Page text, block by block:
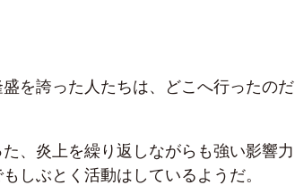
を誇った人たちは、どこへ行ったのだ
、炎上を繰り返しながらも強い影響力
しぶとく活動はしているようだ。